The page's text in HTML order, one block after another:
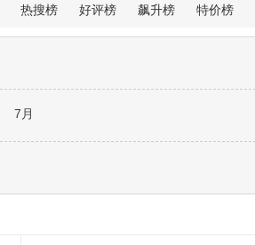
玩具
孕婴服饰
热搜榜 好评榜 飙升榜 特价榜
7月